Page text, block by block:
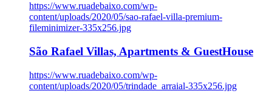
https://www.ruadebaixo.com/wp-
content/uploads/2020/05/sao-rafael-villa-premium-
fileminimizer-335x256.jpg
São Rafael Villas, Apartments & GuestHouse
https://www.ruadebaixo.com/wp-
content/uploads/2020/05/trindade_arraial-335x256.jpg